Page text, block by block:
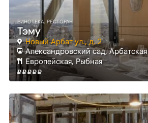
ВИНОТЕКА, РЕСТОРАН
Тэму
Новый Арбат ул., д. 2
Александровский сад, Арбатская
Европейская, Рыбная